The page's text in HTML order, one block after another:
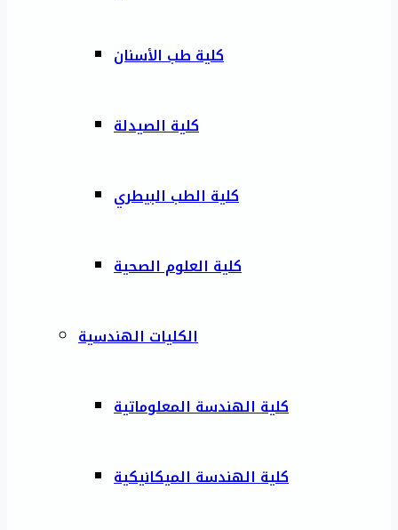
كلية طب الأسنان
كلية الصيدلة
كلية الطب البيطري
كلية العلوم الصحية
الكليات الهندسية
كلية الهندسة المعلوماتية
كلية الهندسة الميكانيكية